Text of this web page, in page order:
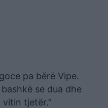
pa bërë Vipe.
se dua dhe
tjetër.”